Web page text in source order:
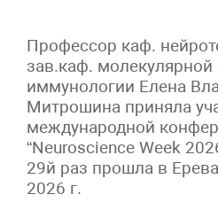
Профессор каф.
зав.каф. молекулярной
иммунологии Елена
Митрошина приняла
международной
“Neuroscience Week
29й раз прошла в
2026 г.